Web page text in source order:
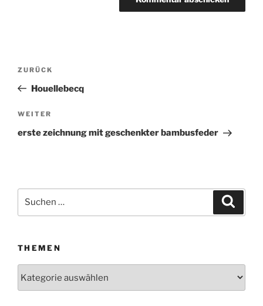
Beitragsnavigation
Vorheriger
Beitrag
ZURÜCK
Houellebecq
Nächster
Beitrag
WEITER
erste zeichnung mit geschenkter bambusfeder
Suchen
THEMEN